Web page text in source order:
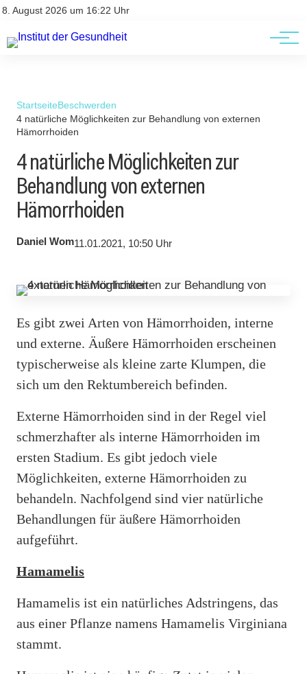
8. August 2026 um 16:22 Uhr
Kontakt
Kontakt
AGBs
StartseiteBeschwerden
4 natürliche Möglichkeiten zur Behandlung von externen
Hämorrhoiden
4 natürliche Möglichkeiten zur
Behandlung von externen
Hämorrhoiden
Daniel Wom11.01.2021, 10:50 Uhr
Es gibt zwei Arten von Hämorrhoiden, interne
und externe. Äußere Hämorrhoiden erscheinen
typischerweise als kleine zarte Klumpen, die
sich um den Rektumbereich befinden.
Externe Hämorrhoiden sind in der Regel viel
schmerzhafter als interne Hämorrhoiden im
ersten Stadium. Es gibt jedoch viele
Möglichkeiten, externe Hämorrhoiden zu
behandeln. Nachfolgend sind vier natürliche
Behandlungen für äußere Hämorrhoiden
aufgeführt.
Hamamelis
Hamamelis ist ein natürliches Adstringens, das
aus einer Pflanze namens Hamamelis Virginiana
stammt.